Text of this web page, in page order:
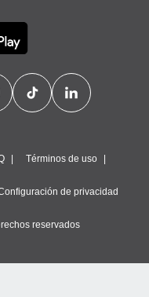
Términos de uso
de privacidad
reservados